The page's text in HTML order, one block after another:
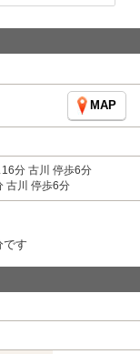
MAP
分 古川 停歩6分
古川 停歩6分
です